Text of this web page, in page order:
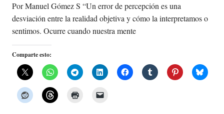
Por Manuel Gómez S “Un error de percepción es una
desviación entre la realidad objetiva y cómo la interpretamos o
sentimos. Ocurre cuando nuestra mente
Comparte esto: